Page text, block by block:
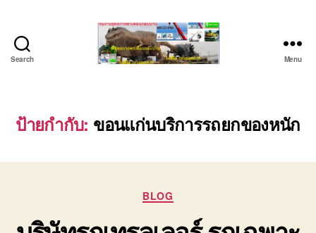
Search
เครื่องจักร
ระยอง
(บริษัท
พาณิชย์
บริการ
Menu
ป้ายกำกับ: ขอนแก่นบริการรถยกของหนัก
Categories
BLOG